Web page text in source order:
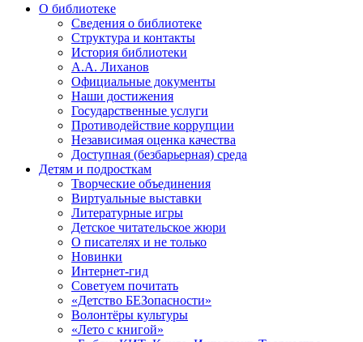
О библиотеке
Сведения о библиотеке
Структура и контакты
История библиотеки
А.А. Лиханов
Официальные документы
Наши достижения
Государственные услуги
Противодействие коррупции
Независимая оценка качества
Доступная (безбарьерная) среда
Детям и подросткам
Творческие объединения
Виртуальные выставки
Литературные игры
Детское читательское жюри
О писателях и не только
Новинки
Интернет-гид
Советуем почитать
«Детство БЕЗопасности»
Волонтёры культуры
«Лето с книгой»